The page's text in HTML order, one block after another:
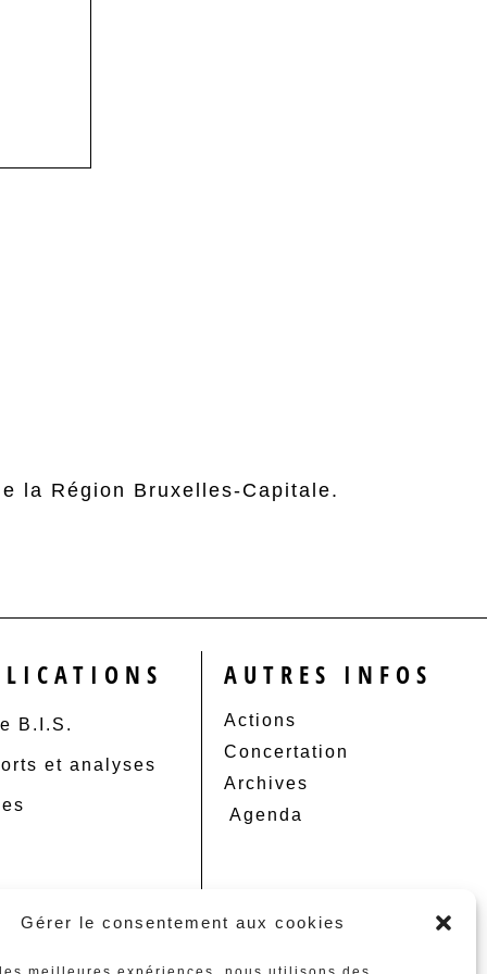
Gérer le consentement aux cookies
la Région Bruxelles-Capitale.
B.I.S.
et analyses
AUTRES INFOS
Actions
Concertation
Archives
Agenda